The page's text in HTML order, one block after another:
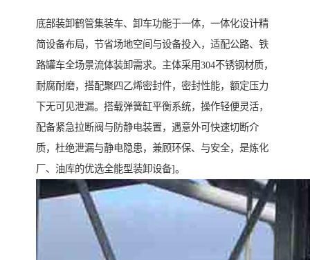
底部装卸鹤管集装车、卸车功能于一体，一体化设计精
简设备布局，节省场地空间与设备投入，适配公路、铁
路罐车全场景流体装卸需求。主体采用304不锈钢材质，
耐腐耐磨，搭配聚四乙烯密封件，密封性能，额定压力
下无可见泄漏。搭载弹簧缸平衡系统，操作轻便灵活，
配备紧急拉断阀与防静电装置，遇意外可快速切断介
质，杜绝泄漏与静电隐患，兼顾环保、与安全，是炼化
厂、油库的优选全能型装卸设备]。